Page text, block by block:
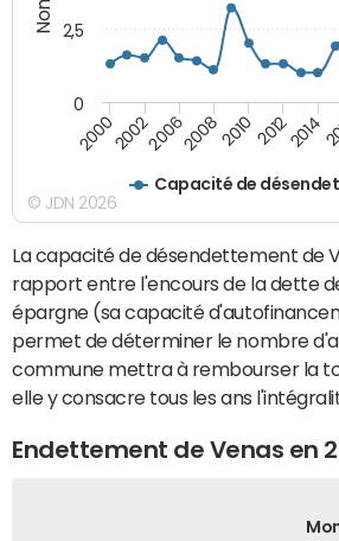
Capacité de
20002002200620082010 20122014
0
2,5
© JDN 2026
La capacité de désendettement de
rapport entre l'encours de la dette
épargne (sa capacité
permet de déterminer le nombre
commune mettra à rembourser la
elle y consacre tous les ans
Endettement de Venas en